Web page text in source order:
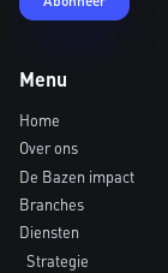
Menu
Home
Over ons
De Bazen impact
Branches
Diensten
Strategie